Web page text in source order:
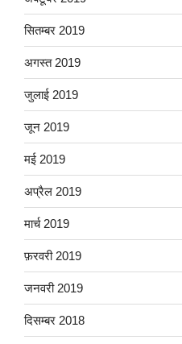
सितम्बर 2019
अगस्त 2019
जुलाई 2019
जून 2019
मई 2019
अप्रैल 2019
मार्च 2019
फ़रवरी 2019
जनवरी 2019
दिसम्बर 2018